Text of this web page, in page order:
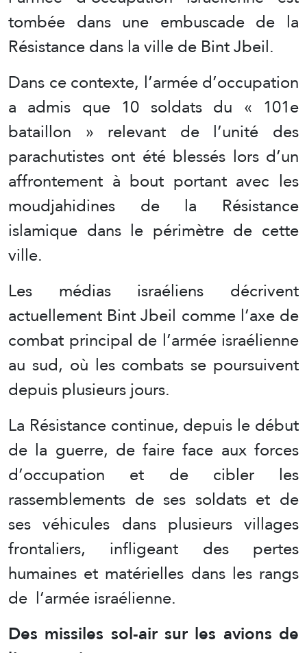
tombée dans une embuscade de la
Résistance dans la ville de Bint Jbeil.
Dans ce contexte, l’armée d’occupation
a admis que 10 soldats du « 101e
bataillon » relevant de l’unité des
parachutistes ont été blessés lors d’un
affrontement à bout portant avec les
moudjahidines de la Résistance
islamique dans le périmètre de cette
ville.
Les médias israéliens décrivent
actuellement Bint Jbeil comme l’axe de
combat principal de l’armée israélienne
au sud, où les combats se poursuivent
depuis plusieurs jours.
La Résistance continue, depuis le début
de la guerre, de faire face aux forces
d’occupation et de cibler les
rassemblements de ses soldats et de
ses véhicules dans plusieurs villages
frontaliers, infligeant des pertes
humaines et matérielles dans les rangs
de l’armée israélienne.
Des missiles sol-air sur les avions de